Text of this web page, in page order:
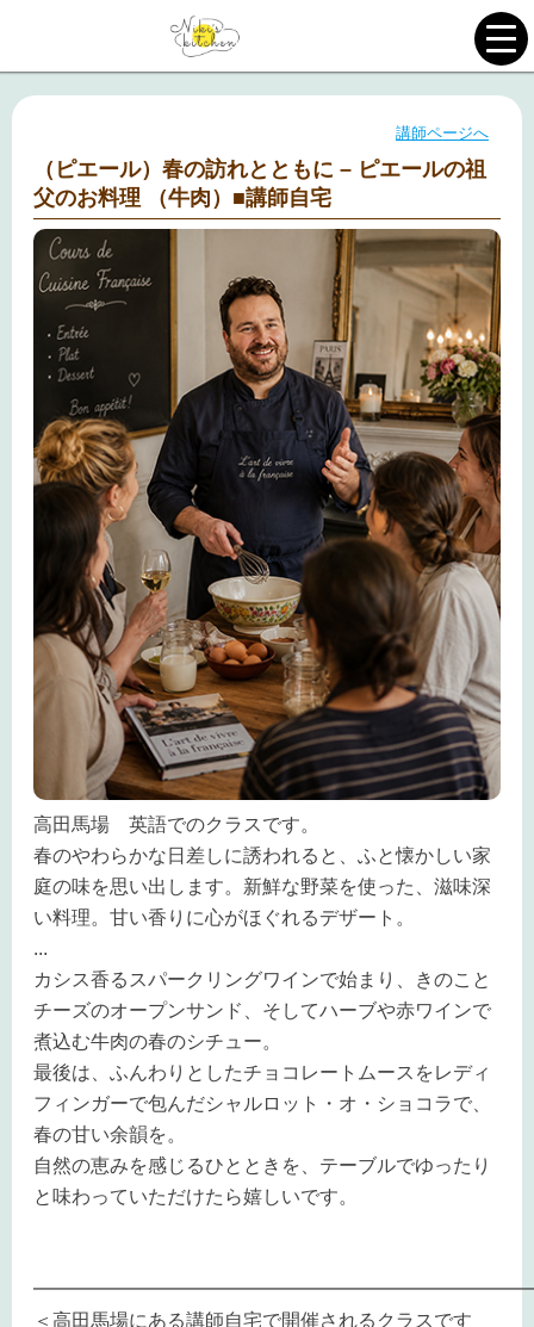
講師ページへ
（ピエール）春の訪れとともに – ピエールの祖
父のお料理 （牛肉）■講師自宅
高田馬場 英語でのクラスです。
春のやわらかな日差しに誘われると、ふと懐かしい家
庭の味を思い出します。新鮮な野菜を使った、滋味深
い料理。甘い香りに心がほぐれるデザート。
...
カシス香るスパークリングワインで始まり、きのこと
チーズのオープンサンド、そしてハーブや赤ワインで
煮込む牛肉の春のシチュー。
最後は、ふんわりとしたチョコレートムースをレディ
フィンガーで包んだシャルロット・オ・ショコラで、
春の甘い余韻を。
自然の恵みを感じるひとときを、テーブルでゆったり
と味わっていただけたら嬉しいです。
＜高田馬場にある講師自宅で開催されるクラスです